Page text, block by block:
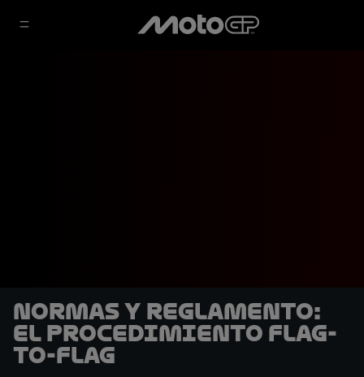
Normas y reglamento:
El procedimiento flag-
to-flag